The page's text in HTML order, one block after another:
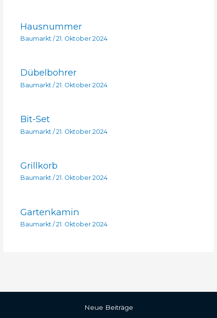
Hausnummer
Baumarkt / 21. Oktober 2024
Dübelbohrer
Baumarkt / 21. Oktober 2024
Bit-Set
Baumarkt /21. Oktober 2024
Grillkorb
Baumarkt/ 21. Oktober 2024
Gartenkamin
Baumarkt/ 21. Oktober 2024
Neue Beiträge